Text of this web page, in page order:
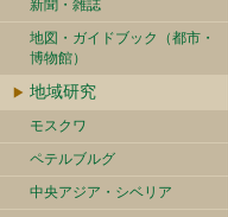
新聞・雑誌
地図・ガイドブック（都市・
博物館）
地域研究
モスクワ
ペテルブルグ
中央アジア・シベリア